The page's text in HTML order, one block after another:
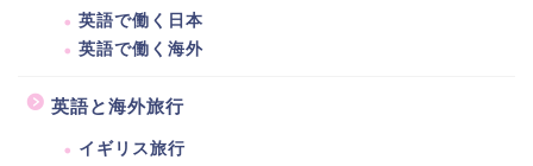
英語で働く日本
英語で働く海外
英語と海外旅行
イギリス旅行